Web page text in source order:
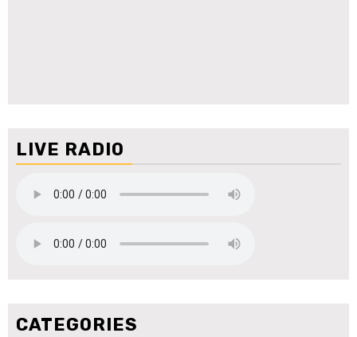
LIVE RADIO
CATEGORIES